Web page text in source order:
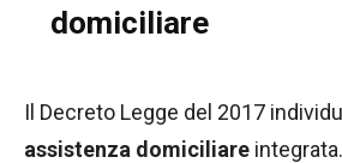
domiciliare
Il Decreto Legge del 2017
assistenza domiciliare